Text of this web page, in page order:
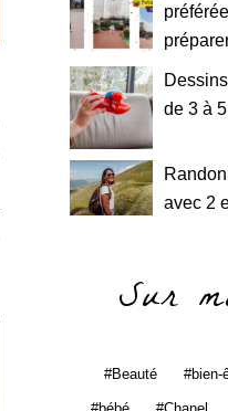
de 3 à
avec 2
Sur
Beauté bien-